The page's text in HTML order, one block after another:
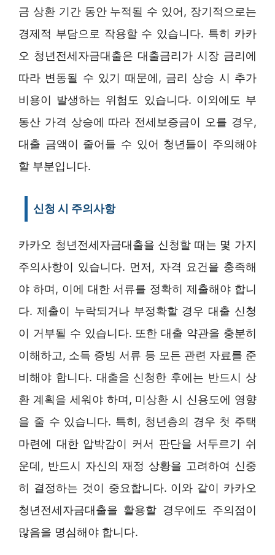
금 상환 기간 동안 누적될 수 있어, 장기적으로는
경제적 부담으로 작용할 수 있습니다. 특히 카카
오 청년전세자금대출은 대출금리가 시장 금리에
따라 변동될 수 있기 때문에, 금리 상승 시 추가
비용이 발생하는 위험도 있습니다. 이외에도 부
동산 가격 상승에 따라 전세보증금이 오를 경우,
대출 금액이 줄어들 수 있어 청년들이 주의해야
할 부분입니다.
신청 시 주의사항
카카오 청년전세자금대출을 신청할 때는 몇 가지
주의사항이 있습니다. 먼저, 자격 요건을 충족해
야 하며, 이에 대한 서류를 정확히 제출해야 합니
다. 제출이 누락되거나 부정확할 경우 대출 신청
이 거부될 수 있습니다. 또한 대출 약관을 충분히
이해하고, 소득 증빙 서류 등 모든 관련 자료를 준
비해야 합니다. 대출을 신청한 후에는 반드시 상
환 계획을 세워야 하며, 미상환 시 신용도에 영향
을 줄 수 있습니다. 특히, 청년층의 경우 첫 주택
마련에 대한 압박감이 커서 판단을 서두르기 쉬
운데, 반드시 자신의 재정 상황을 고려하여 신중
히 결정하는 것이 중요합니다. 이와 같이 카카오
청년전세자금대출을 활용할 경우에도 주의점이
많음을 명심해야 합니다.